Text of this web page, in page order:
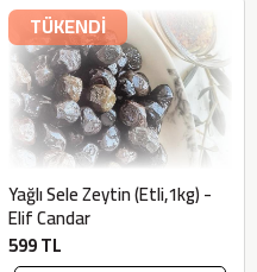
TÜKENDİ
Yağlı Sele Zeytin (Etli,1kg) -
Elif Candar
599 TL